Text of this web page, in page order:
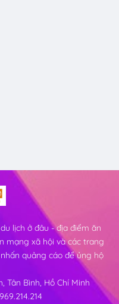
lịch ở đâu - địa điểm ăn
mạng xã hội và các trang
quảng cáo để ủng hộ
Tân Bình, Hồ Chí Minh